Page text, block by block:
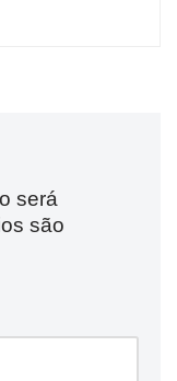
será
são